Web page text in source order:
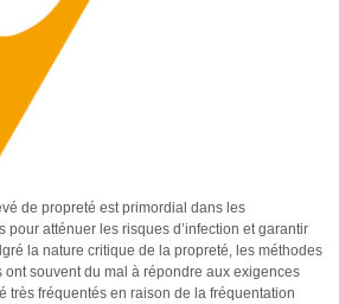
de propreté est primordial dans les
pour atténuer les risques d’infection et garantir
la nature critique de la propreté, les méthodes
souvent du mal à répondre aux exigences
très fréquentés en raison de la fréquentation